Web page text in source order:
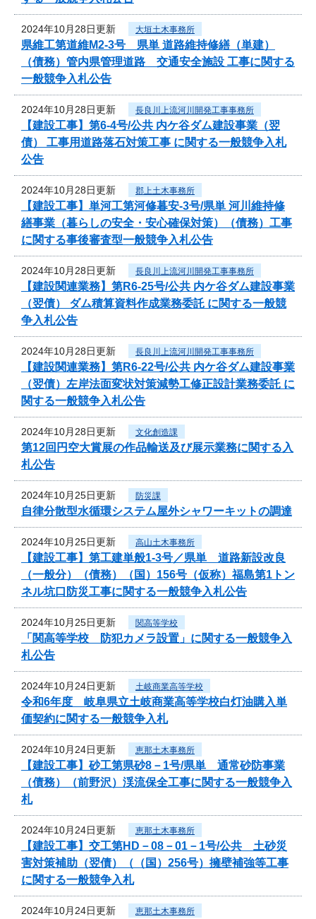
2024年10月28日更新 大垣土木事務所
県維工第道維M2-3号 県単 道路維持修繕（単建）
（債務）管内県管理道路 交通安全施設 工事に関する
一般競争入札公告
2024年10月28日更新 長良川上流河川開発工事事務所
【建設工事】第6-4号/公共 内ケ谷ダム建設事業（翌
債） 工事用道路落石対策工事 に関する一般競争入札
公告
2024年10月28日更新 郡上土木事務所
【建設工事】単河工第河修暮安-3号/県単 河川維持修
繕事業（暮らしの安全・安心確保対策）（債務）工事
に関する事後審査型一般競争入札公告
2024年10月28日更新 長良川上流河川開発工事事務所
【建設関連業務】第R6-25号/公共 内ケ谷ダム建設事業
（翌債） ダム積算資料作成業務委託 に関する一般競
争入札公告
2024年10月28日更新 長良川上流河川開発工事事務所
【建設関連業務】第R6-22号/公共 内ケ谷ダム建設事業
（翌債）左岸法面変状対策減勢工修正設計業務委託 に
関する一般競争入札公告
2024年10月28日更新 文化創造課
第12回円空大賞展の作品輸送及び展示業務に関する入
札公告
2024年10月25日更新 防災課
自律分散型水循環システム屋外シャワーキットの調達
2024年10月25日更新 高山土木事務所
【建設工事】第工建単般1-3号／県単 道路新設改良
（一般分）（債務）（国）156号（仮称）福島第1トン
ネル坑口防災工事に関する一般競争入札公告
2024年10月25日更新 関高等学校
「関高等学校 防犯カメラ設置」に関する一般競争入
札公告
2024年10月24日更新 土岐商業高等学校
令和6年度 岐阜県立土岐商業高等学校白灯油購入単
価契約に関する一般競争入札
2024年10月24日更新 恵那土木事務所
【建設工事】砂工第県砂8－1号/県単 通常砂防事業
（債務）（前野沢）渓流保全工事に関する一般競争入
札
2024年10月24日更新 恵那土木事務所
【建設工事】交工第HD－08－01－1号/公共 土砂災
害対策補助（翌債）（（国）256号）擁壁補強等工事
に関する一般競争入札
2024年10月24日更新 恵那土木事務所